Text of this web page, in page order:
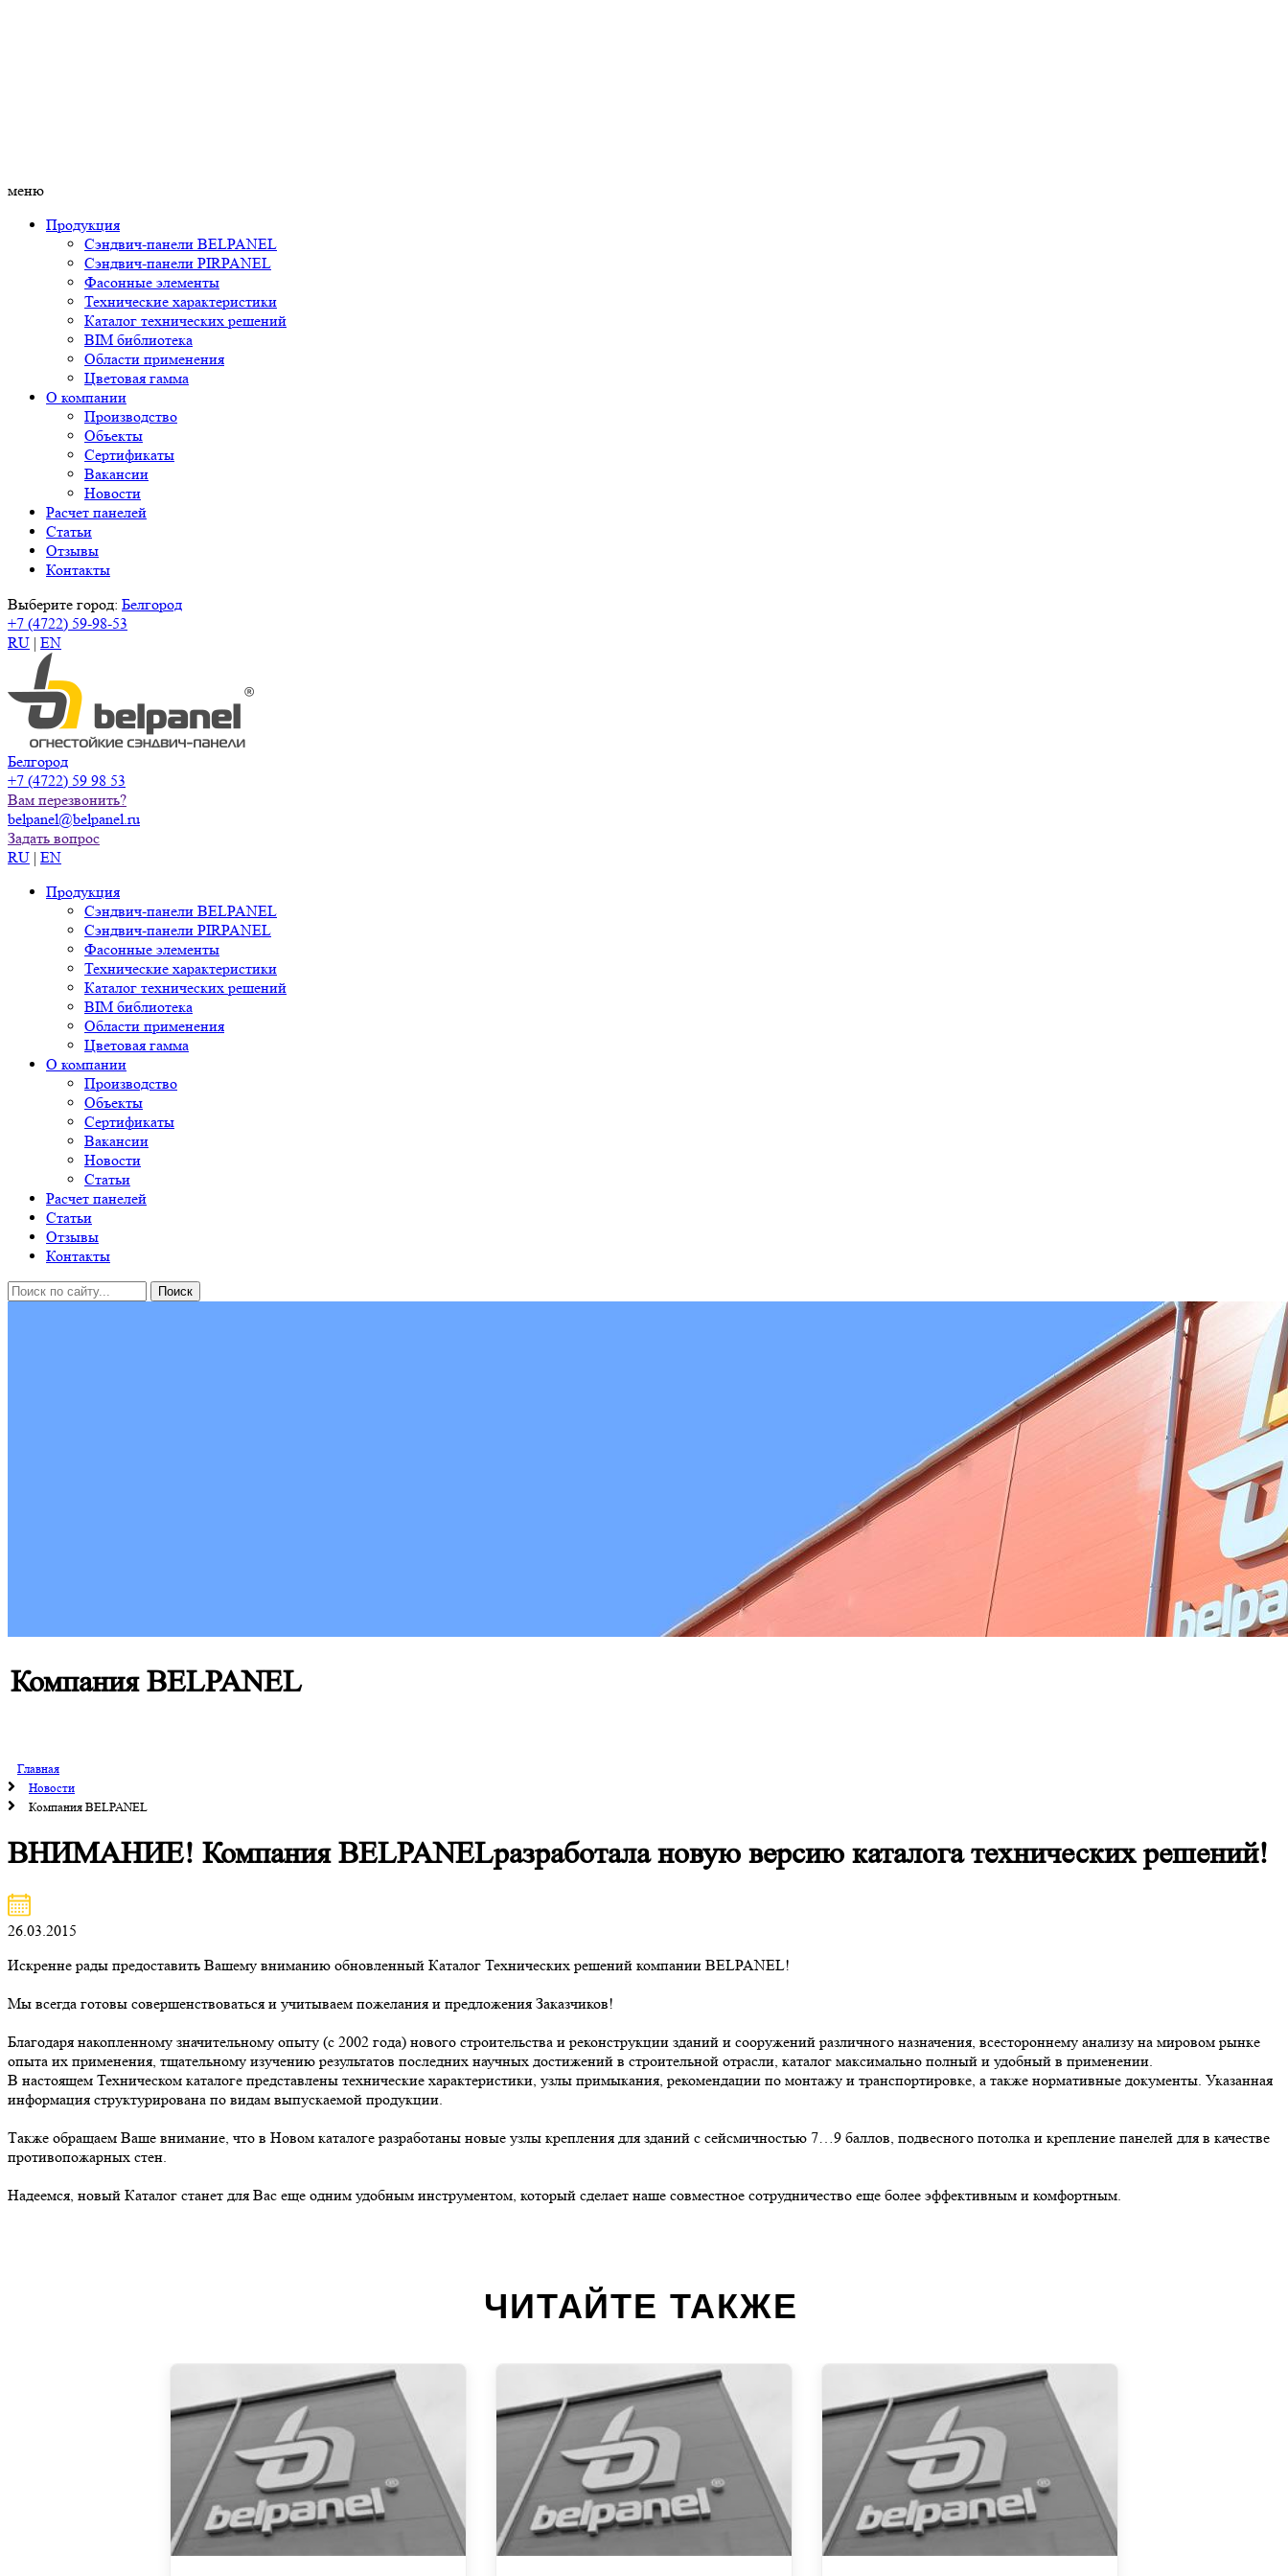
меню
Продукция
Сэндвич-панели BELPANEL
Сэндвич-панели PIRPANEL
Фасонные элементы
Технические характеристики
Каталог технических решений
BIM библиотека
Области применения
Цветовая гамма
О компании
Производство
Объекты
Сертификаты
Вакансии
Новости
Расчет панелей
Статьи
Отзывы
Контакты
Выберите город: Белгород
+7 (4722) 59-98-53
RU | EN
Белгород
+7 (4722) 59 98 53
Вам перезвонить?
belpanel@belpanel.ru
Задать вопрос
RU | EN
Продукция
Сэндвич-панели BELPANEL
Сэндвич-панели PIRPANEL
Фасонные элементы
Технические характеристики
Каталог технических решений
BIM библиотека
Области применения
Цветовая гамма
О компании
Производство
Объекты
Сертификаты
Вакансии
Новости
Статьи
Расчет панелей
Статьи
Отзывы
Контакты
Компания BELPANEL
Главная
Новости
Компания BELPANEL
ВНИМАНИЕ! Компания BELPANELразработала новую версию каталога технических решений!
26.03.2015
Искренне рады предоставить Вашему вниманию обновленный Каталог Технических решений компании BELPANEL!
Мы всегда готовы совершенствоваться и учитываем пожелания и предложения Заказчиков!
Благодаря накопленному значительному опыту (с 2002 года) нового строительства и реконструкции зданий и сооружений различного назначения, всестороннему анализу на мировом рынке
опыта их применения, тщательному изучению результатов последних научных достижений в строительной отрасли, каталог максимально полный и удобный в применении.
В настоящем Техническом каталоге представлены технические характеристики, узлы примыкания, рекомендации по монтажу и транспортировке, а также нормативные документы. Указанная
информация структурирована по видам выпускаемой продукции.
Также обращаем Ваше внимание, что в Новом каталоге разработаны новые узлы крепления для зданий с сейсмичностью 7…9 баллов, подвесного потолка и крепление панелей для в качестве
противопожарных стен.
Надеемся, новый Каталог станет для Вас еще одним удобным инструментом, который сделает наше совместное сотрудничество еще более эффективным и комфортным.
ЧИТАЙТЕ ТАКЖЕ